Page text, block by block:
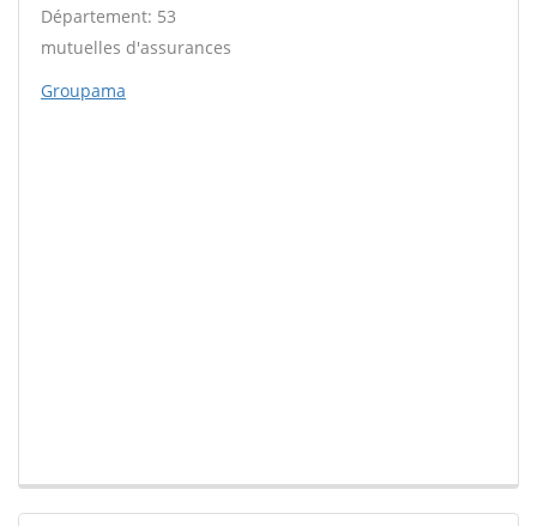
Département: 53
mutuelles d'assurances
Groupama